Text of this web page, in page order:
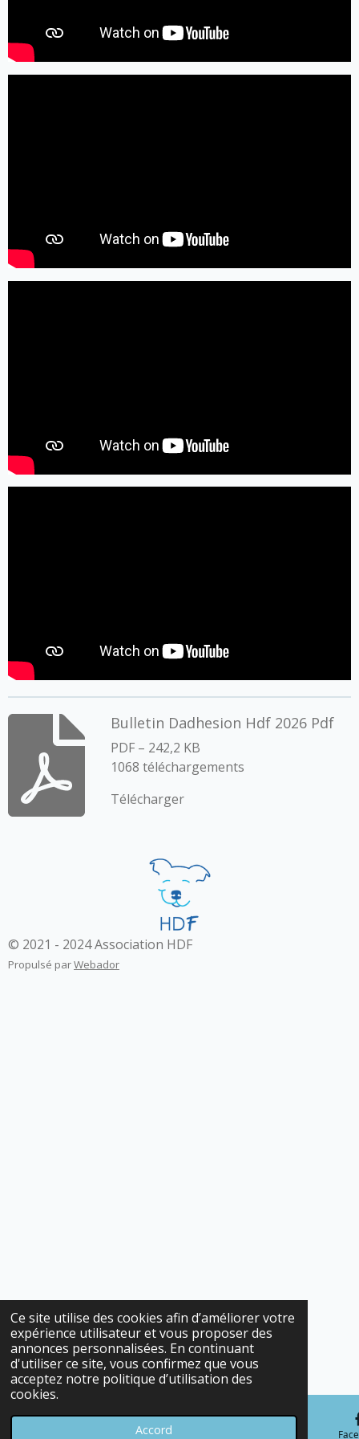
Ce site utilise des cookies afin d’améliorer votre
expérience utilisateur et vous proposer des
annonces personnalisées. En continuant
d'utiliser ce site, vous confirmez que vous
acceptez notre politique d’utilisation des
cookies.
Accord
Bulletin Dadhesion Hdf 2026 Pdf
PDF – 242,2 KB
1068 téléchargements
Télécharger
© 2021 - 2024 Association HDF
Propulsé parWebador
Téléphone